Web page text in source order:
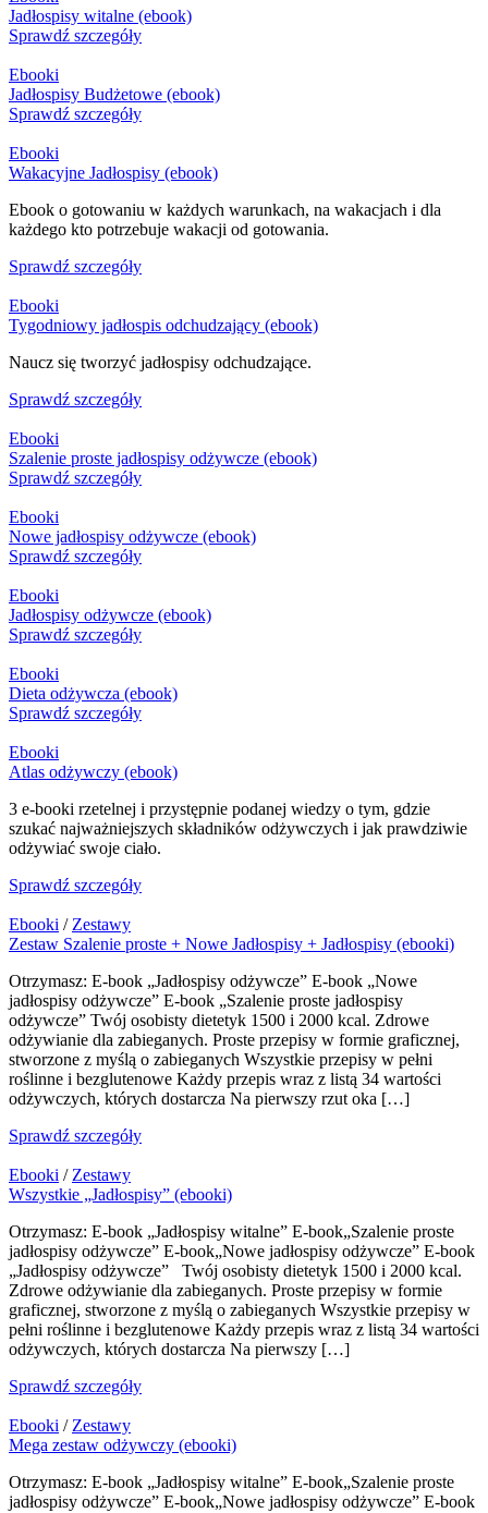
Jadłospisy witalne (ebook)
Sprawdź szczegóły
Ebooki
Jadłospisy Budżetowe (ebook)
Sprawdź szczegóły
Ebooki
Wakacyjne Jadłospisy (ebook)
Ebook o gotowaniu w każdych warunkach, na wakacjach i dla
każdego kto potrzebuje wakacji od gotowania.
Sprawdź szczegóły
Ebooki
Tygodniowy jadłospis odchudzający (ebook)
Naucz się tworzyć jadłospisy odchudzające.
Sprawdź szczegóły
Ebooki
Szalenie proste jadłospisy odżywcze (ebook)
Sprawdź szczegóły
Ebooki
Nowe jadłospisy odżywcze (ebook)
Sprawdź szczegóły
Ebooki
Jadłospisy odżywcze (ebook)
Sprawdź szczegóły
Ebooki
Dieta odżywcza (ebook)
Sprawdź szczegóły
Ebooki
Atlas odżywczy (ebook)
3 e-booki rzetelnej i przystępnie podanej wiedzy o tym, gdzie
szukać najważniejszych składników odżywczych i jak prawdziwie
odżywiać swoje ciało.
Sprawdź szczegóły
Ebooki /Zestawy
Zestaw Szalenie proste + Nowe Jadłospisy + Jadłospisy (ebooki)
Otrzymasz: E-book „Jadłospisy odżywcze” E-book „Nowe
jadłospisy odżywcze” E-book „Szalenie proste jadłospisy
odżywcze” Twój osobisty dietetyk 1500 i 2000 kcal. Zdrowe
odżywianie dla zabieganych. Proste przepisy w formie graficznej,
stworzone z myślą o zabieganych Wszystkie przepisy w pełni
roślinne i bezglutenowe Każdy przepis wraz z listą 34 wartości
odżywczych, których dostarcza Na pierwszy rzut oka […]
Sprawdź szczegóły
Ebooki /Zestawy
Wszystkie „Jadłospisy” (ebooki)
Otrzymasz: E-book „Jadłospisy witalne” E-book„Szalenie proste
jadłospisy odżywcze” E-book„Nowe jadłospisy odżywcze” E-book
„Jadłospisy odżywcze” Twój osobisty dietetyk 1500 i 2000 kcal.
Zdrowe odżywianie dla zabieganych. Proste przepisy w formie
graficznej, stworzone z myślą o zabieganych Wszystkie przepisy w
pełni roślinne i bezglutenowe Każdy przepis wraz z listą 34 wartości
odżywczych, których dostarcza Na pierwszy […]
Sprawdź szczegóły
Ebooki /Zestawy
Mega zestaw odżywczy (ebooki)
Otrzymasz: E-book „Jadłospisy witalne” E-book„Szalenie proste
jadłospisy odżywcze” E-book„Nowe jadłospisy odżywcze” E-book